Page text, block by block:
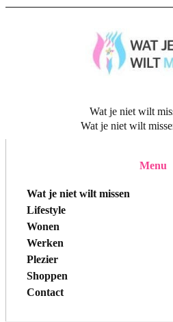
Wat je niet wilt
Wat je niet wilt
Menu
Wat je niet wilt missen
Lifestyle
Wonen
Werken
Plezier
Shoppen
Contact